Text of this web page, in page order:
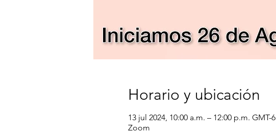
Horario y ubicación
13 jul 2024, 10:00 a.m. – 12:00 p.m. GMT-6
Zoom